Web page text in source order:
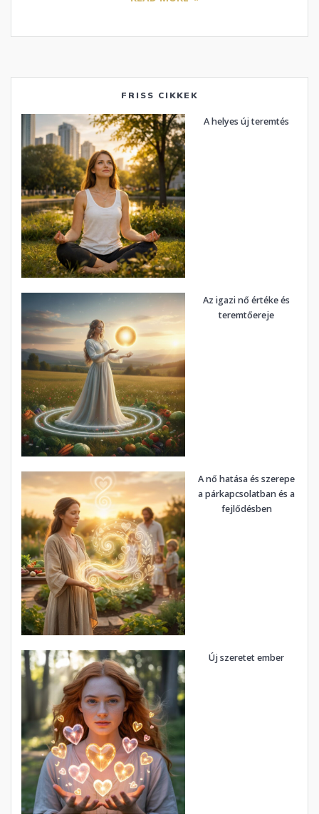
FRISS CIKKEK
A helyes új teremtés
Az igazi nő értéke és
teremtőereje
A nő hatása és szerepe
a párkapcsolatban és a
fejlődésben
Új szeretet ember